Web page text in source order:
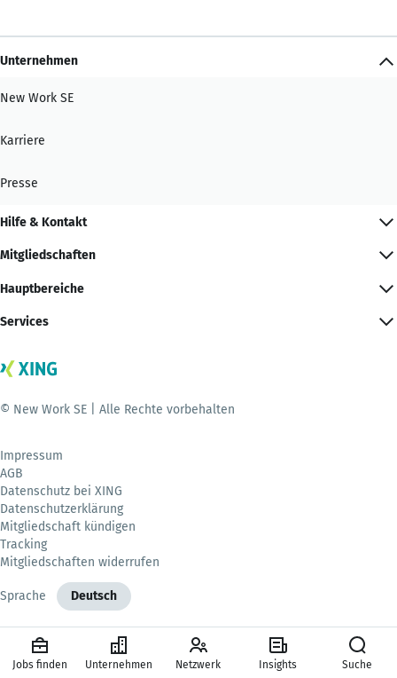
Unternehmen
New Work SE
Karriere
Presse
Hilfe & Kontakt
Mitgliedschaften
Hauptbereiche
Services
© New Work SE | Alle Rechte vorbehalten
Impressum
AGB
Datenschutz bei XING
Datenschutzerklärung
Mitgliedschaft kündigen
Tracking
Mitgliedschaften widerrufen
Sprache Deutsch
Jobs finden Unternehmen Netzwerk Insights Suche